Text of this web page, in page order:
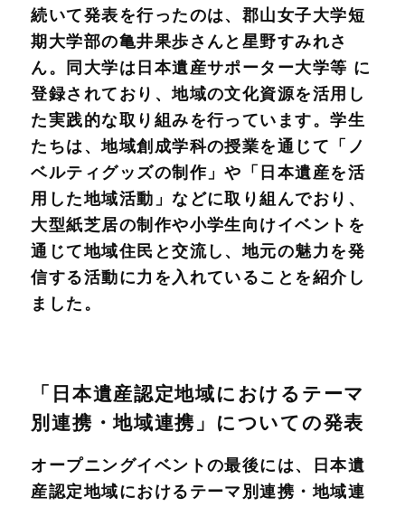
続いて発表を行ったのは、郡山女子大学短
期大学部の亀井果歩さんと星野すみれさ
ん。同大学は日本遺産サポーター大学等 に
登録されており、地域の文化資源を活用し
た実践的な取り組みを行っています。学生
たちは、地域創成学科の授業を通じて「ノ
ベルティグッズの制作」や「日本遺産を活
用した地域活動」などに取り組んでおり、
大型紙芝居の制作や小学生向けイベントを
通じて地域住民と交流し、地元の魅力を発
信する活動に力を入れていることを紹介し
ました。
「日本遺産認定地域におけるテーマ
別連携・地域連携」についての発表
オープニングイベントの最後には、日本遺
産認定地域におけるテーマ別連携・地域連